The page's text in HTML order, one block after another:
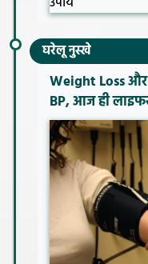
घरेलू नुस्खे
Weight Loss
BP, आज ही